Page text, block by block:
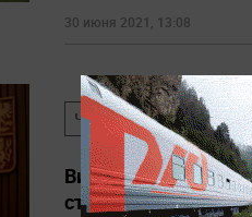
30 июня 2021, 13:08
ЧЕХИЯ РОССИЯ
Вице-премьер
стран